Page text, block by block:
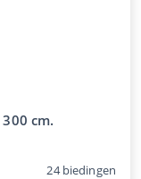
cm.
24 biedingen